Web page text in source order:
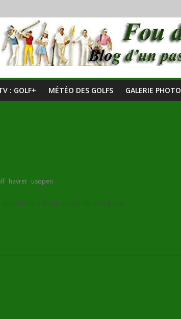
: GOLF+ MÉTÉO DES GOLFS GALERIE PHOTO
, havret, usopen
à deux coups du vainqueur,